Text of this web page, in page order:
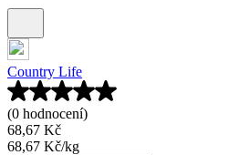
Country Life
(0 hodnocení)
68,67 Kč
68,67 Kč/kg